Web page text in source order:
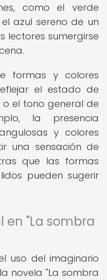
como el verde
azul sereno de un
lectores sumergirse
formas y colores
el estado de
el tono general de
la presencia
y colores
una sensación de
que las formas
pueden sugerir
en "La sombra
uso del imaginario
novela "La sombra